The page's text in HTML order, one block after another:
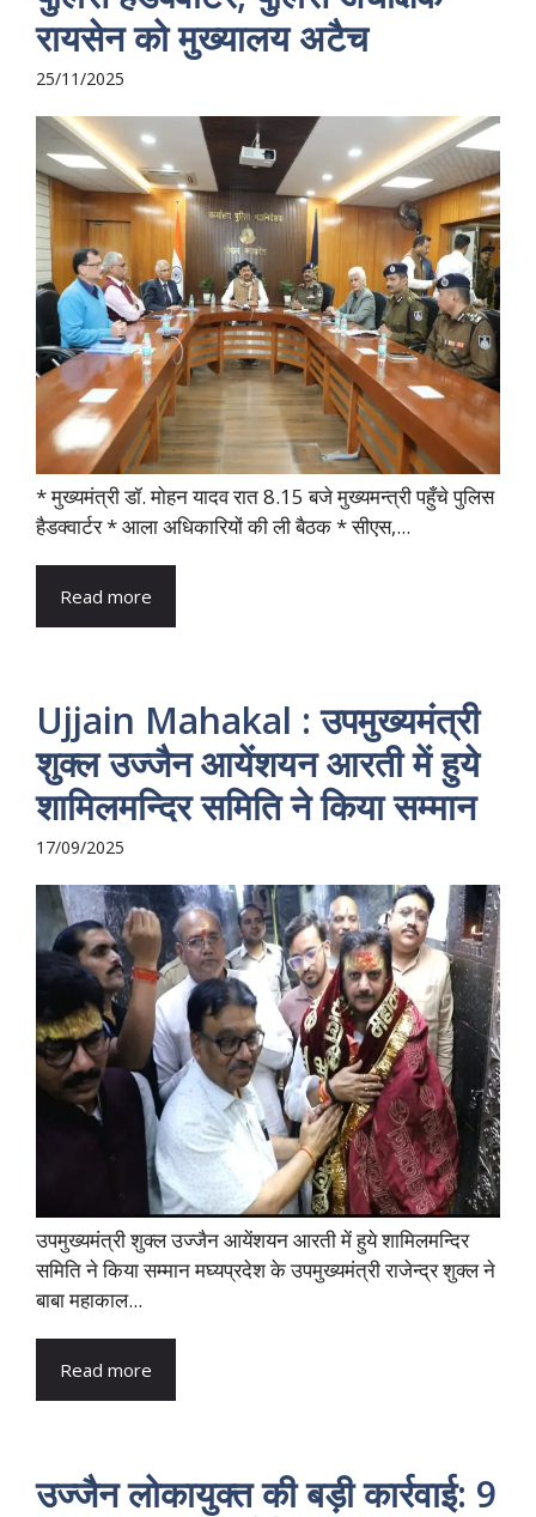
रायसेन को मुख्यालय अटैच
25/11/2025
* मुख्यमंत्री डॉ. मोहन यादव रात 8.15 बजे मुख्यमन्त्री पहुँचे पुलिस
हैडक्वार्टर * आला अधिकारियों की ली बैठक * सीएस,...
Read more
Ujjain Mahakal : उपमुख्यमंत्री
शुक्ल उज्जैन आयेंशयन आरती में हुये
शामिलमन्दिर समिति ने किया सम्मान
17/09/2025
उपमुख्यमंत्री शुक्ल उज्जैन आयेंशयन आरती में हुये शामिलमन्दिर
समिति ने किया सम्मान मघ्यप्रदेश के उपमुख्यमंत्री राजेन्द्र शुक्ल ने
बाबा महाकाल...
Read more
उज्जैन लोकायुक्त की बड़ी कार्रवाई: 9